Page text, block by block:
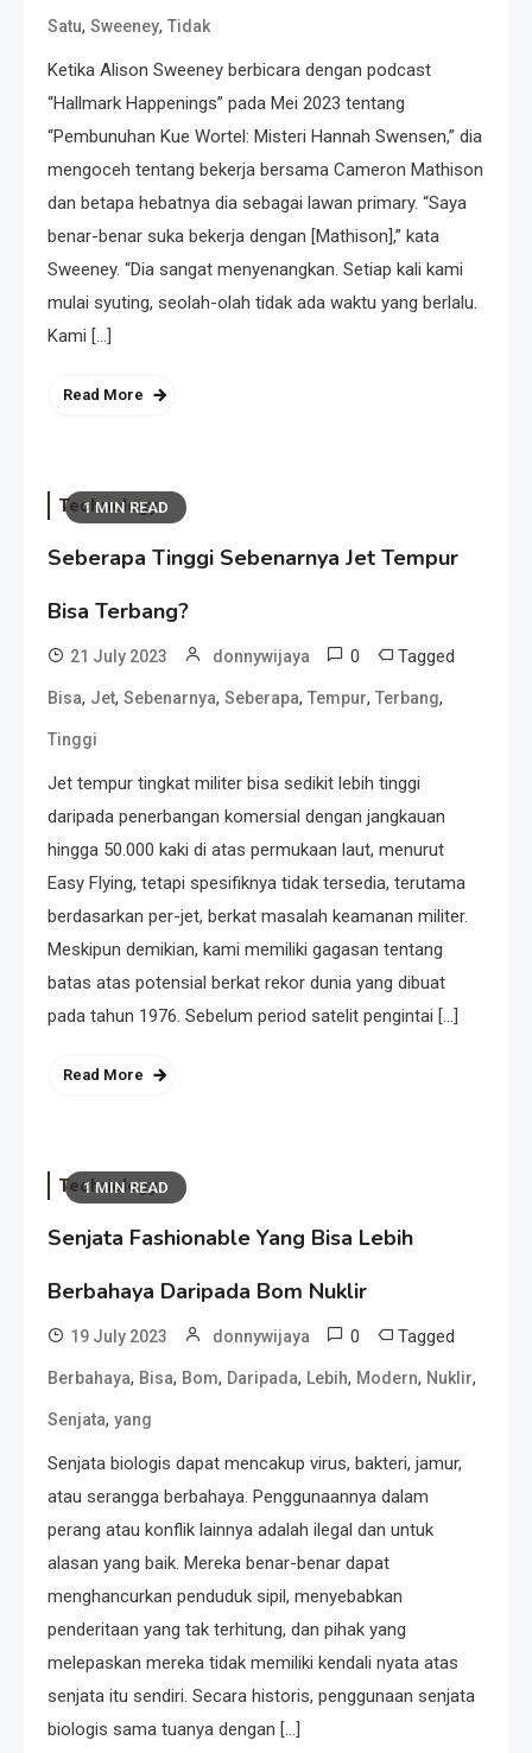
Satu, Sweeney, Tidak
Ketika Alison Sweeney berbicara dengan podcast
“Hallmark Happenings” pada Mei 2023 tentang
“Pembunuhan Kue Wortel: Misteri Hannah Swensen,” dia
mengoceh tentang bekerja bersama Cameron Mathison
dan betapa hebatnya dia sebagai lawan primary. “Saya
benar-benar suka bekerja dengan [Mathison],” kata
Sweeney. “Dia sangat menyenangkan. Setiap kali kami
mulai syuting, seolah-olah tidak ada waktu yang berlalu.
Kami […]
Read More
1 MIN READ
Technology
Seberapa Tinggi Sebenarnya Jet Tempur
Bisa Terbang?
21 July 2023 donnywijaya 0 Tagged
Bisa, Jet, Sebenarnya, Seberapa, Tempur, Terbang,
Tinggi
Jet tempur tingkat militer bisa sedikit lebih tinggi
daripada penerbangan komersial dengan jangkauan
hingga 50.000 kaki di atas permukaan laut, menurut
Easy Flying, tetapi spesifiknya tidak tersedia, terutama
berdasarkan per-jet, berkat masalah keamanan militer.
Meskipun demikian, kami memiliki gagasan tentang
batas atas potensial berkat rekor dunia yang dibuat
pada tahun 1976. Sebelum period satelit pengintai […]
Read More
1 MIN READ
Technology
Senjata Fashionable Yang Bisa Lebih
Berbahaya Daripada Bom Nuklir
19 July 2023 donnywijaya 0 Tagged
Berbahaya, Bisa, Bom, Daripada, Lebih, Modern, Nuklir,
Senjata, yang
Senjata biologis dapat mencakup virus, bakteri, jamur,
atau serangga berbahaya. Penggunaannya dalam
perang atau konflik lainnya adalah ilegal dan untuk
alasan yang baik. Mereka benar-benar dapat
menghancurkan penduduk sipil, menyebabkan
penderitaan yang tak terhitung, dan pihak yang
melepaskan mereka tidak memiliki kendali nyata atas
senjata itu sendiri. Secara historis, penggunaan senjata
biologis sama tuanya dengan […]